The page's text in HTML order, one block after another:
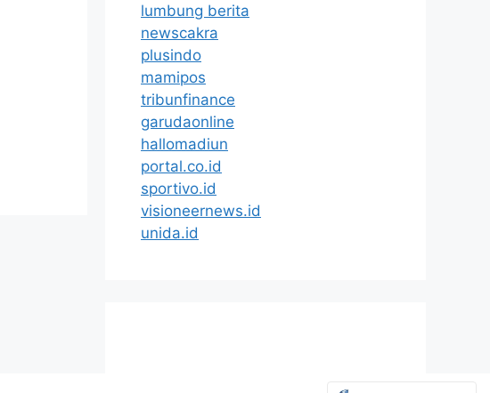
lumbung berita
newscakra
plusindo
mamipos
tribunfinance
garudaonline
hallomadiun
portal.co.id
sportivo.id
visioneernews.id
unida.id